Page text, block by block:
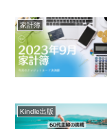
家計簿
Kindle出版